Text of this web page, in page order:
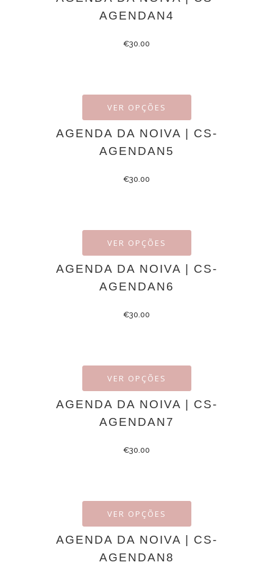
AGENDAN4
€30.00
VER OPÇÕES
AGENDA DA NOIVA | CS-
AGENDAN5
€30.00
VER OPÇÕES
AGENDA DA NOIVA | CS-
AGENDAN6
€30.00
VER OPÇÕES
AGENDA DA NOIVA | CS-
AGENDAN7
€30.00
VER OPÇÕES
AGENDA DA NOIVA | CS-
AGENDAN8